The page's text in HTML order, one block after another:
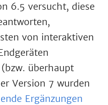
6.5 versucht, diese
von interaktiven
überhaupt
Version 7 wurden
Ergänzungen